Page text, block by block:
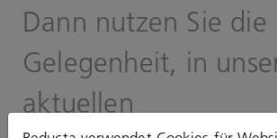
Dann nutzen Sie die
Gelegenheit, in
aktuellen